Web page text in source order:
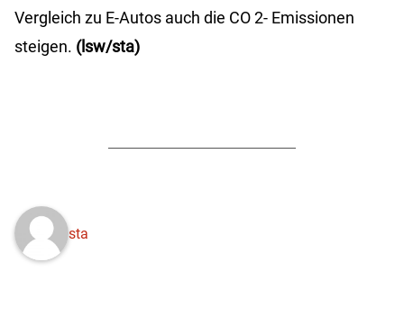
Vergleich zu E-Autos auch die CO2- Emissionen
steigen. (lsw/sta)
sta